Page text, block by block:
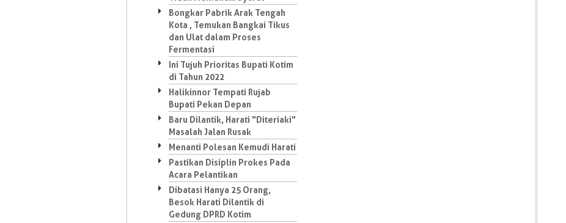
Bongkar Pabrik Arak Tengah
Kota , Temukan Bangkai Tikus
dan Ulat dalam Proses
Fermentasi
Ini Tujuh Prioritas Bupati Kotim
di Tahun 2022
Halikinnor Tempati Rujab
Bupati Pekan Depan
Baru Dilantik, Harati "Diteriaki"
Masalah Jalan Rusak
Menanti Polesan Kemudi Harati
Pastikan Disiplin Prokes Pada
Acara Pelantikan
Dibatasi Hanya 25 Orang,
Besok Harati Dilantik di
Gedung DPRD Kotim